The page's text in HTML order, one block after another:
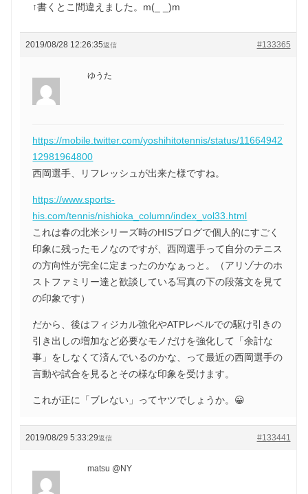
↑書くとこ間違えました。m(_ _)m
2019/08/28 12:26:35 #133365
返信
ゆうた
https://mobile.twitter.com/yoshihitotennis/status/11664942
12981964800
西岡選手、リフレッシュが出来た様ですね。
https://www.sports-
his.com/tennis/nishioka_column/index_vol33.html
これは春の北米シリーズ時のHISブログで個人的にすごく
印象に残ったモノなのですが、西岡選手って自分のテニス
の方向性が完全に定まったのかなぁっと。（アリゾナのホ
ストファミリー達と歓談している写真の下の段落文を見て
の印象です）
だから、後はフィジカル強化やATPレベルでの駆け引きの
引き出しの増加など必要なモノだけを強化して「余計な
事」をしなくて済んでいるのかな、って最近の西岡選手の
言動や試合を見るとその様な印象を受けます。
これが正に「ブレない」ってヤツでしょうか。😀
2019/08/29 5:33:29 #133441
返信
matsu @NY